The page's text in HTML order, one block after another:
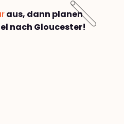
aus, dann planen
nach Gloucester!